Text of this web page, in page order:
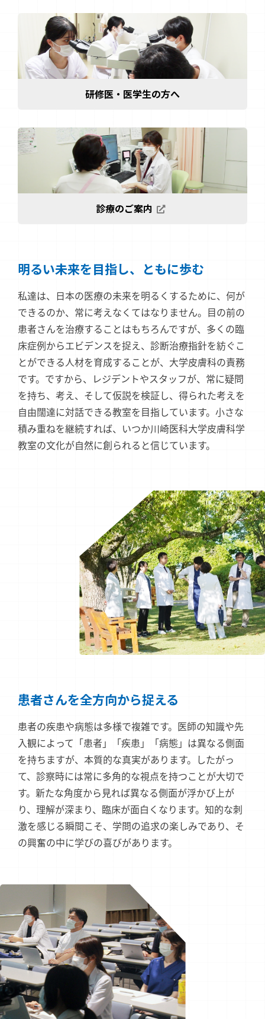
研修医・医学生の方へ
診療のご案内
明るい未来を目指し、 ともに歩む
私達は、日本の医療の未来を明るくするために、何が
できるのか、常に考えなくてはなりません。目の前の
患者さんを治療することはもちろんですが、多くの臨
床症例からエビデンスを捉え、診断治療指針を紡ぐこ
とができる人材を育成することが、大学皮膚科の責務
です。ですから、レジデントやスタッフが、常に疑問
を持ち、考え、そして仮説を検証し、得られた考えを
自由闊達に対話できる教室を目指しています。小さな
積み重ねを継続すれば、いつか川崎医科大学皮膚科学
教室の文化が自然に創られると信じています。
患者さんを全方向から捉える
患者の疾患や病態は多様で複雑です。医師の知識や先
入観によって「患者」「疾患」「病態」は異なる側面
を持ちますが、本質的な真実があります。したがっ
て、診察時には常に多角的な視点を持つことが大切で
す。新たな角度から見れば異なる側面が浮かび上が
り、理解が深まり、臨床が面白くなります。知的な刺
激を感じる瞬間こそ、学問の追求の楽しみであり、そ
の興奮の中に学びの喜びがあります。